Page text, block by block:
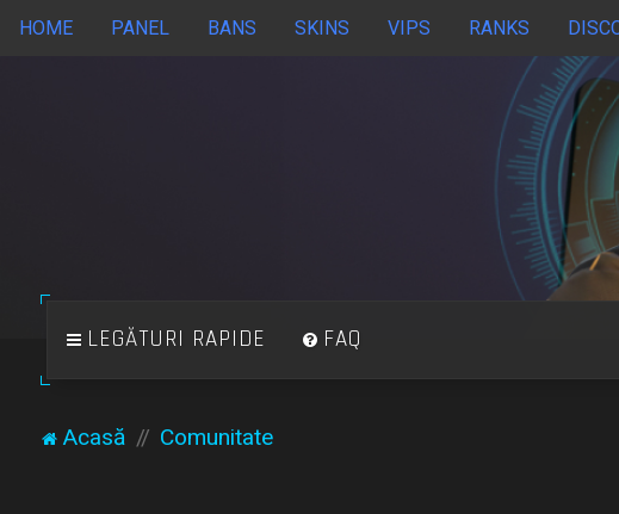
HOME PANEL BANS SKINS VIPS RANKS
LEGĂTURI RAPIDE FAQ
Acasă Comunitate